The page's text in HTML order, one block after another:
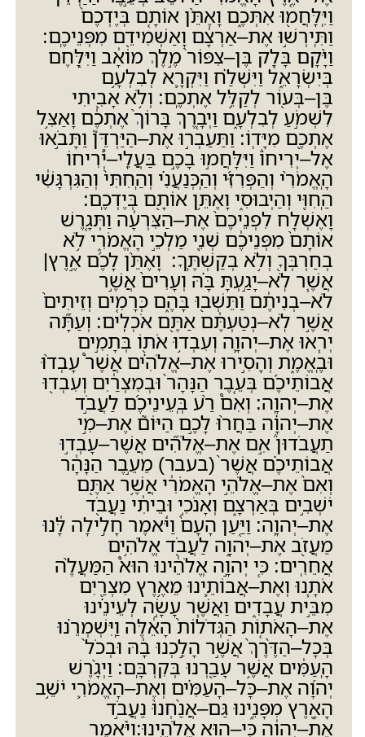
וַיִּֽלָּחֲמ֖וּ אִתְּכֶ֑ם וָאֶתֵּ֨ן אוֹתָ֤ם בְּיֶדְכֶם֙
וַתִּֽירְשׁ֣וּ אֶת–אַרְצָ֔ם וָאַשְׁמִידֵ֖ם מִפְּנֵיכֶֽם:
וַיָּ֨קָם בָּלָ֤ק בֶּן–צִפּוֹר֙ מֶ֣לֶךְ מוֹאָ֔ב וַיִּלָּ֖חֶם
בְּיִשְׂרָאֵ֑ל וַיִּשְׁלַ֗ח וַיִּקְרָ֛א לְבִלְעָ֥ם
בֶּן–בְּע֖וֹר לְקַלֵּ֥ל אֶתְכֶֽם: וְלֹ֥א אָבִ֖יתִי
לִשְׁמֹ֣עַ לְבִלְעָ֑ם וַיְבָ֤רֶךְ בָּרוֹךְ֙ אֶתְכֶ֔ם וָאַצִּ֥ל
אֶתְכֶ֖ם מִיָּדֽוֹ:וַתַּעַבְר֣וּ אֶת–הַיַּרְדֵּן֮ וַתָּבֹ֣אוּ
אֶל–יְרִיחוֹ֒ וַיִּלָּחֲמ֣וּ בָכֶ֣ם בַּעֲלֵֽי–יְ֠רִיחוֹ
הָֽאֱמֹרִ֨י וְהַפְּרִזִּ֜י וְהַֽכְּנַעֲנִ֗י וְהַֽחִתִּי֙ וְהַגִּרְגָּשִׁ֔י
הַֽחִוִּ֖י וְהַיְבוּסִ֑י וָאֶתֵּ֥ן אוֹתָ֖ם בְּיֶדְכֶֽם:
וָאֶשְׁלַ֤ח לִפְנֵיכֶם֙ אֶת–הַצִּרְעָ֔ה וַתְּגָ֤רֶשׁ
אוֹתָם֙ מִפְּנֵיכֶ֔ם שְׁנֵ֖י מַלְכֵ֣י הָאֱמֹרִ֑י לֹ֥א
בְחַרְבְּךָ֖ וְלֹ֥א בְקַשְׁתֶּֽךָ: וָאֶתֵּ֨ן לָכֶ֜ם אֶ֣רֶץ|
אֲשֶׁ֧ר לֹֽא–יָגַ֣עְתָּ בָּ֗הּ וְעָרִים֙ אֲשֶׁ֣ר
לֹא–בְנִיתֶ֔ם וַתֵּשְׁב֖וּ בָּהֶ֑ם כְּרָמִ֤ים וְזֵיתִים֙
אֲשֶׁ֣ר לֹֽא–נְטַעְתֶּ֔ם אַתֶּ֖ם אֹכְלִֽים: וְעַתָּ֞ה
יְר֧אוּ אֶת–יְהוָ֛ה וְעִבְד֥וּ אֹת֖וֹ בְּתָמִ֣ים
וּבֶֽאֱמֶ֑ת וְהָסִ֣ירוּ אֶת–אֱלֹהִ֗ים אֲשֶׁר֩ עָבְד֨וּ
אֲבוֹתֵיכֶ֜ם בְּעֵ֤בֶר הַנָּהָר֙ וּבְמִצְרַ֔יִם וְעִבְד֖וּ
אֶת–יְהוָֽה:וְאִם֩ רַ֨ע בְּֽעֵינֵיכֶ֜ם לַעֲבֹ֣ד
אֶת–יְהוָ֗ה בַּחֲר֨וּ לָכֶ֣ם הַיּוֹם֮ אֶת–מִ֣י
תַעֲבֹדוּן֒ אִ֣ם אֶת–אֱלֹהִ֞ים אֲשֶׁר–עָבְד֣וּ
אֲבוֹתֵיכֶ֗ם אֲשֶׁר֙(בעבר) מֵעֵ֣בֶר הַנָּהָ֔ר
וְאִם֙ אֶת–אֱלֹהֵ֣י הָאֱמֹרִ֔י אֲשֶׁ֥ר אַתֶּ֖ם
יֹשְׁבִ֣ים בְּאַרְצָ֑ם וְאָנֹכִ֣י וּבֵיתִ֔י נַעֲבֹ֖ד
אֶת–יְהוָֽה: וַיַּ֤עַן הָעָם֙ וַיֹּ֔אמֶר חָלִ֣ילָה לָּ֔נוּ
מֵעֲזֹ֖ב אֶת–יְהוָ֑ה לַעֲבֹ֖ד אֱלֹהִ֥ים
אֲחֵרִֽים: כִּ֚י יְהוָ֣ה אֱלֹהֵ֔ינוּ הוּא֩ הַמַּעֲלֶ֨ה
אֹתָ֧נוּ וְאֶת–אֲבוֹתֵ֛ינוּ מֵאֶ֥רֶץ מִצְרַ֖יִם
מִבֵּ֣ית עֲבָדִ֑ים וַאֲשֶׁ֧ר עָשָׂ֣ה לְעֵינֵ֗ינוּ
אֶת–הָאֹת֤וֹת הַגְּדֹלוֹת֙ הָאֵ֔לֶּה וַֽיִּשְׁמְרֵ֗נוּ
בְּכָל–הַדֶּ֙רֶךְ֙ אֲשֶׁ֣ר הָלַ֣כְנוּ בָ֔הּ וּבְכֹל֙
הָֽעַמִּ֔ים אֲשֶׁ֥ר עָבַ֖רְנוּ בְּקִרְבָּֽם: וַיְגָ֨רֶשׁ
יְהוָ֜ה אֶת–כָּל–הָעַמִּ֗ים וְאֶת–הָאֱמֹרִ֛י יֹשֵׁ֥ב
הָאָ֖רֶץ מִפָּנֵ֑ינוּ גַּם–אֲנַ֙חְנוּ֙ נַעֲבֹ֣ד
אֶת–יְהוָ֔ה כִּי–ה֖וּא אֱלֹהֵֽינוּ:וַיֹּ֨אמֶר